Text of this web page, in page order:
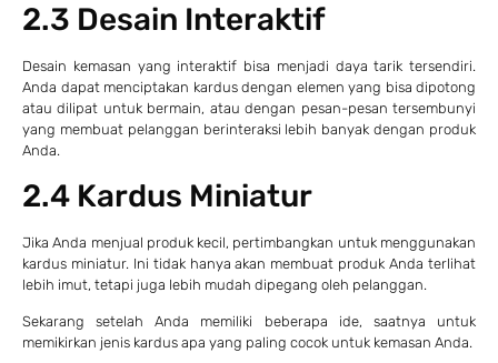
2.3 Desain Interaktif
Desain kemasan yang interaktif bisa menjadi daya tarik tersendiri.
Anda dapat menciptakan kardus dengan elemen yang bisa dipotong
atau dilipat untuk bermain, atau dengan pesan-pesan tersembunyi
yang membuat pelanggan berinteraksi lebih banyak dengan produk
Anda.
2.4 Kardus Miniatur
Jika Anda menjual produk kecil, pertimbangkan untuk menggunakan
kardus miniatur. Ini tidak hanya akan membuat produk Anda terlihat
lebih imut, tetapi juga lebih mudah dipegang oleh pelanggan.
Sekarang setelah Anda memiliki beberapa ide, saatnya untuk
memikirkan jenis kardus apa yang paling cocok untuk kemasan Anda.